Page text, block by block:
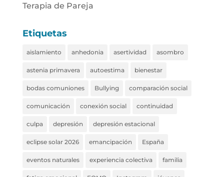
Terapia de Pareja
Etiquetas
aislamiento anhedonia asertividad asombro
astenia primavera autoestima bienestar
bodas comuniones Bullying comparación social
comunicación conexión social continuidad
culpa depresión depresión estacional
eclipse solar 2026 emancipación España
eventos naturales experiencia colectiva familia